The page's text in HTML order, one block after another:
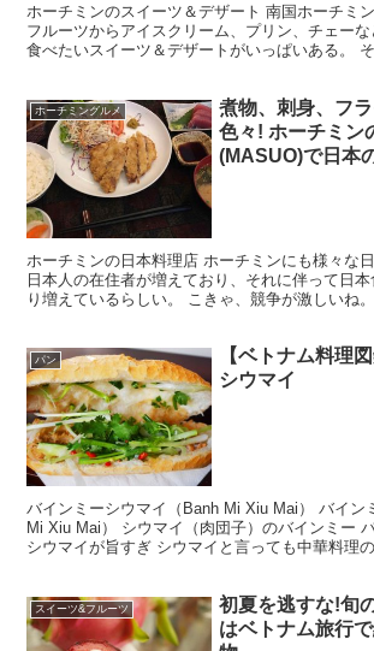
ホーチミンのスイーツ＆デザート 南国ホーチミ
フルーツからアイスクリーム、プリン、チェー
食べたいスイーツ＆デザートがいっぱいある。
ホーチミングルメ
煮物、刺身、フ
色々! ホーチミン
(MASUO)で日本
ホーチミンの日本料理店 ホーチミンにも様々な
日本人の在住者が増えており、それに伴って日
り増えているらしい。 こきゃ、競争が激しいね
パン
【ベトナム料理
シウマイ
バインミーシウマイ（Banh Mi Xiu Mai） バイン
Mi Xiu Mai） シウマイ（肉団子）のバインミー
シウマイが旨すぎ シウマイと言っても中華料理
スイーツ&フルーツ
初夏を逃すな!旬
はベトナム旅行